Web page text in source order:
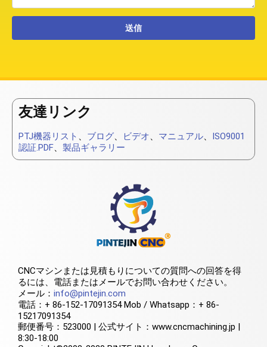
友達リンク
PTJ機器リスト 、 ブログ、 ビデオ、 マニュアル、 ISO9001
認証.PDF、 製品ギャラリー
CNCマシンまたは見積もりについての質問への回答を得
るには、電話またはメールでお問い合わせください。
メール： info@pintejin.com
電話：+ 86-152-17091354 Mob / Whatsapp：+ 86-
15217091354
郵便番号：523000 | 公式サイト：www.cncmachining.jp |
8:30-18:00